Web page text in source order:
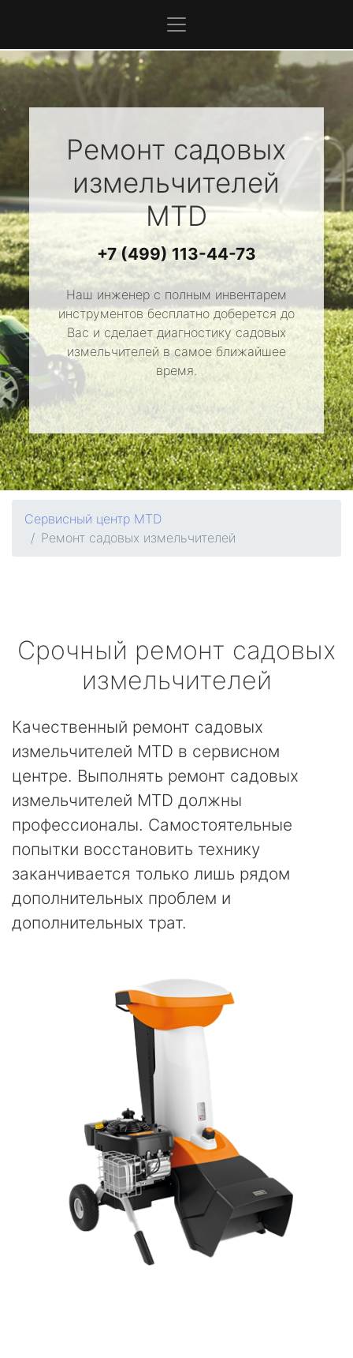
Ремонт садовых
измельчителей
MTD
+7 (499) 113-44-73
Наш инженер с полным инвентарем
инструментов бесплатно доберется до
Вас и сделает диагностику садовых
измельчителей в самое ближайшее
время.
Сервисный центр MTD
Ремонт садовых измельчителей
Срочный ремонт садовых
измельчителей
Качественный ремонт садовых
измельчителей MTD в сервисном
центре. Выполнять ремонт садовых
измельчителей MTD должны
профессионалы. Самостоятельные
попытки восстановить технику
заканчивается только лишь рядом
дополнительных проблем и
дополнительных трат.